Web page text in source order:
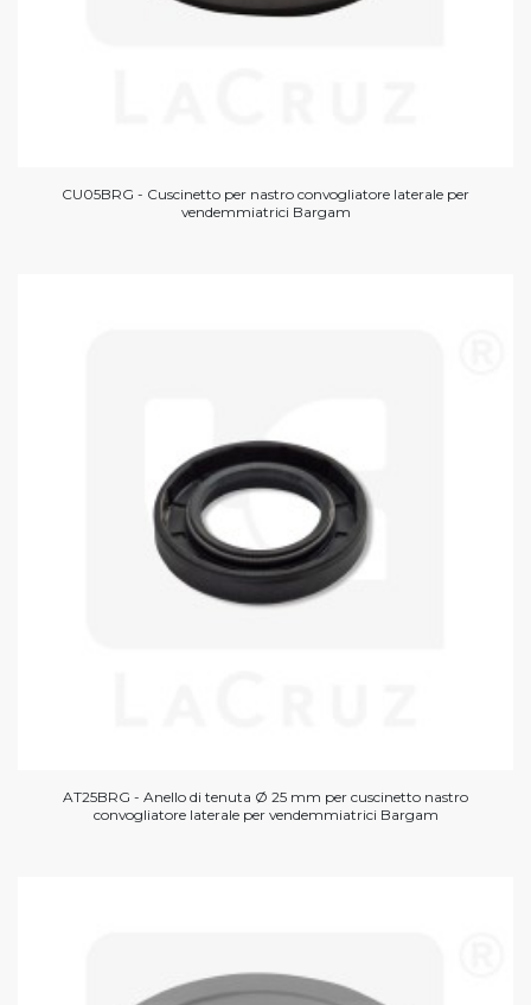
CU05BRG - Cuscinetto per nastro convogliatore laterale per
vendemmiatrici Bargam
AT25BRG - Anello di tenuta Ø 25 mm per cuscinetto nastro
convogliatore laterale per vendemmiatrici Bargam